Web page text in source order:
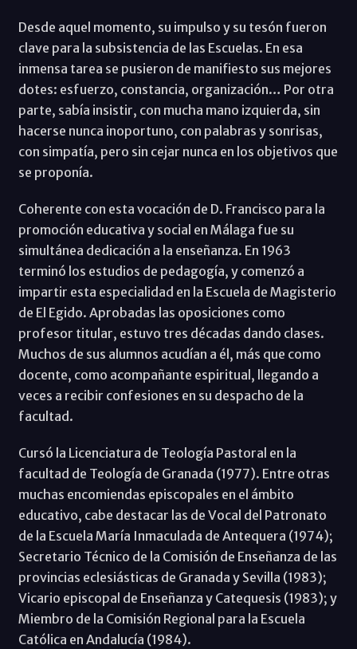
Desde aquel momento, su impulso y su tesón fueron
clave para la subsistencia de las Escuelas. En esa
inmensa tarea se pusieron de manifiesto sus mejores
dotes: esfuerzo, constancia, organización… Por otra
parte, sabía insistir, con mucha mano izquierda, sin
hacerse nunca inoportuno, con palabras y sonrisas,
con simpatía, pero sin cejar nunca en los objetivos que
se proponía.
Coherente con esta vocación de D. Francisco para la
promoción educativa y social en Málaga fue su
simultánea dedicación a la enseñanza. En 1963
terminó los estudios de pedagogía, y comenzó a
impartir esta especialidad en la Escuela de Magisterio
de El Egido. Aprobadas las oposiciones como
profesor titular, estuvo tres décadas dando clases.
Muchos de sus alumnos acudían a él, más que como
docente, como acompañante espiritual, llegando a
veces a recibir confesiones en su despacho de la
facultad.
Cursó la Licenciatura de Teología Pastoral en la
facultad de Teología de Granada (1977). Entre otras
muchas encomiendas episcopales en el ámbito
educativo, cabe destacar las de Vocal del Patronato
de la Escuela María Inmaculada de Antequera (1974);
Secretario Técnico de la Comisión de Enseñanza de las
provincias eclesiásticas de Granada y Sevilla (1983);
Vicario episcopal de Enseñanza y Catequesis (1983); y
Miembro de la Comisión Regional para la Escuela
Católica en Andalucía (1984).